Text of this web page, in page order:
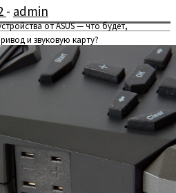
от ASUS — что будет,
и звуковую карту?
- admin